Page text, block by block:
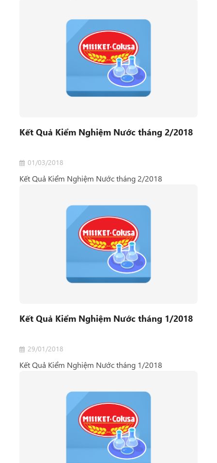
Kết Quả Kiểm Nghiệm Nước tháng 2/2018
01/03/2018
Kết Quả Kiểm Nghiệm Nước tháng 2/2018
Kết Quả Kiểm Nghiệm Nước tháng 1/2018
29/01/2018
Kết Quả Kiểm Nghiệm Nước tháng 1/2018